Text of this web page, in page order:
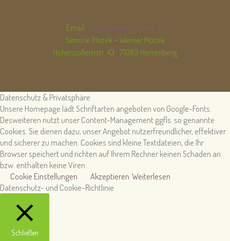
Email: info@wandern-hund.de
Simone Mozek + Werner Mozek
Hohenzollernstr. 43 · 71083 Herrenberg
Datenschutz & Privatsphäre
Unsere Homepage lädt Schriftarten angeboten von Google-Fonts.
Desweiteren nutzt unser Content-Management ggfls. so genannte
Cookies. Sie dienen dazu, unser Angebot nutzerfreundlicher, effektiver
und sicherer zu machen. Cookies sind kleine Textdateien, die Ihr
Browser speichert und richten auf Ihrem Rechner keinen Schaden an
bzw. enthalten keine Viren.
Cookie Einstellungen
Akzeptieren Weiterlesen
Datenschutz- und Cookie-Richtlinie
Schließen